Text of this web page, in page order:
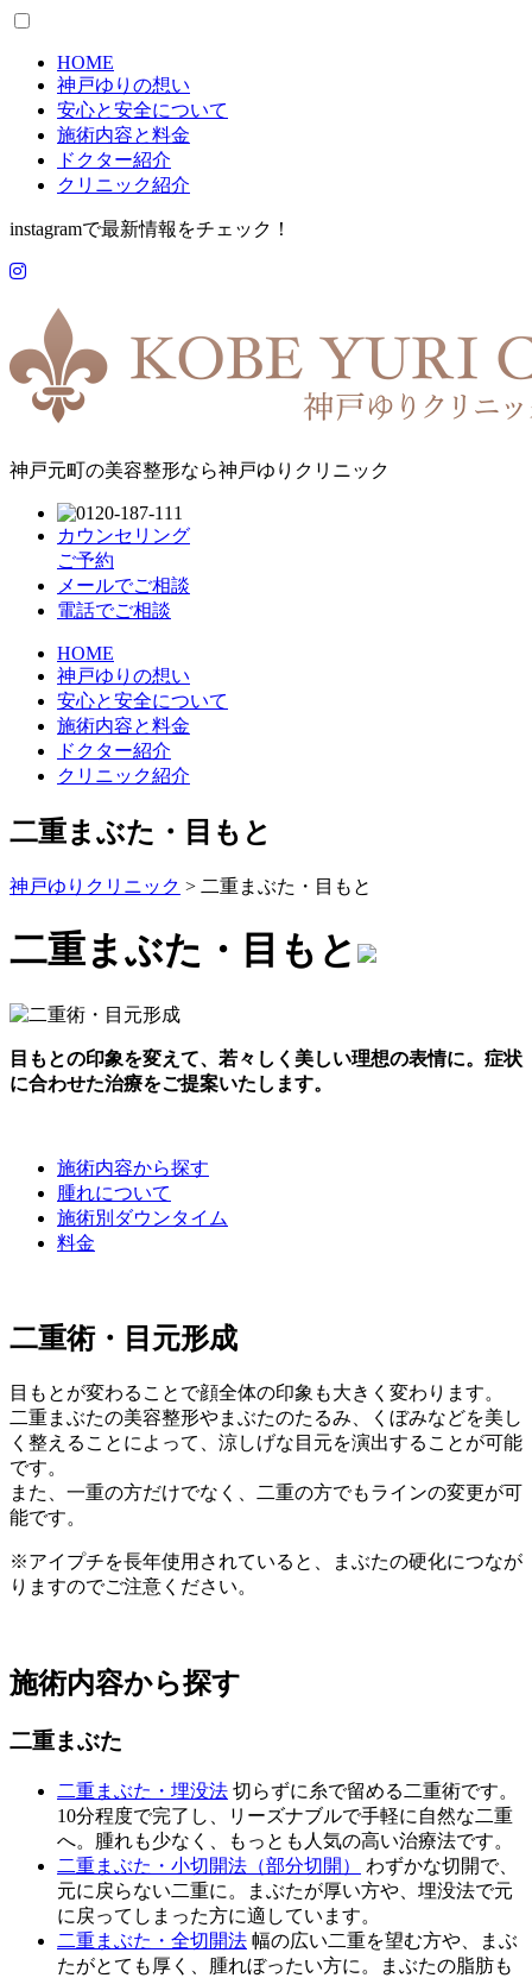
HOME
神戸ゆりの想い
安心と安全について
施術内容と料金
ドクター紹介
クリニック紹介
instagramで最新情報をチェック！
神戸元町の美容整形なら神戸ゆりクリニック
カウンセリング
ご予約
メールでご相談
電話でご相談
HOME
神戸ゆりの想い
安心と安全について
施術内容と料金
ドクター紹介
クリニック紹介
二重まぶた・目もと
神戸ゆりクリニック > 二重まぶた・目もと
二重まぶた・目もと
目もとの印象を変えて、若々しく美しい理想の表情に。症状
に合わせた治療をご提案いたします。
施術内容から探す
腫れについて
施術別ダウンタイム
料金
二重術・目元形成
目もとが変わることで顔全体の印象も大きく変わります。
二重まぶたの美容整形やまぶたのたるみ、くぼみなどを美し
く整えることによって、涼しげな目元を演出することが可能
です。
また、一重の方だけでなく、二重の方でもラインの変更が可
能です。
※アイプチを長年使用されていると、まぶたの硬化につなが
りますのでご注意ください。
施術内容から探す
二重まぶた
二重まぶた・埋没法 切らずに糸で留める二重術です。
10分程度で完了し、リーズナブルで手軽に自然な二重
へ。腫れも少なく、もっとも人気の高い治療法です。
二重まぶた・小切開法（部分切開）
わずかな切開で、
元に戻らない二重に。まぶたが厚い方や、埋没法で元
に戻ってしまった方に適しています。
二重まぶた・全切開法 幅の広い二重を望む方や、まぶ
たがとても厚く、腫れぼったい方に。まぶたの脂肪も